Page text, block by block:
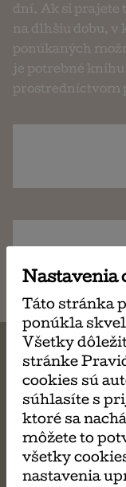
dní. Ak si prajete
na dlhšiu dobu, v
ponúkaných
je potrebné
prostredníctvom
MÔŽE
Nastavenia
Táto stránka
ponúkla
Všetky
stránke
cookies sú
súhlasíte s
ktoré sa
môžete to
všetky
nastavenia